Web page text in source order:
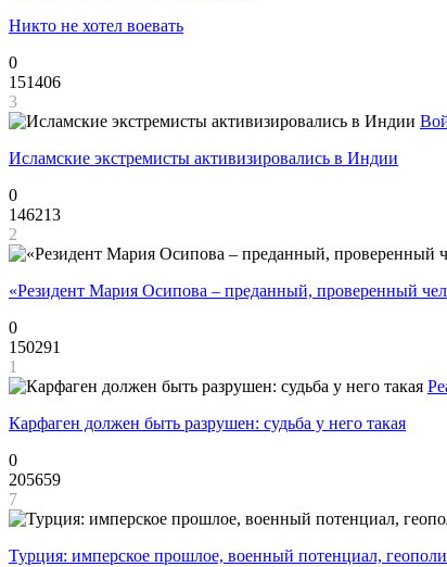
Никто не хотел воевать
0
151406
3
Исламские экстремисты активизировались в Индии
0
146213
2
«Резидент Мария Осипова – преданный, проверенный
0
150291
1
Карфаген должен быть разрушен: судьба у него такая
0
205659
7
Турция: имперское прошлое, военный потенциал,